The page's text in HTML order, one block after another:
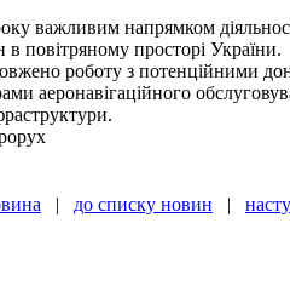
важливим напрямком
в повітряному просторі України.
роботу з потенційними
аеронавігаційного
| до списку новин |